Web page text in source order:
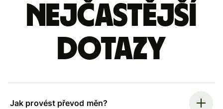
Nejčastější
dotazy
Jak provést převod měn?